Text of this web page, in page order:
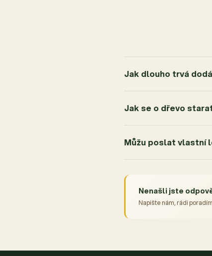
Jak dlouho trvá
Jak se o dřevo
Můžu poslat vlastní
Nenašli jste
Napište nám, rádi